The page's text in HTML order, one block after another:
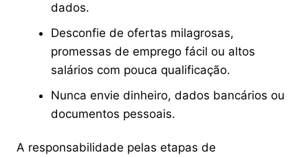
dados.
Desconfie de ofertas milagrosas,
promessas de emprego fácil ou altos
salários com pouca qualificação.
Nunca envie dinheiro, dados bancários ou
documentos pessoais.
A responsabilidade pelas etapas de